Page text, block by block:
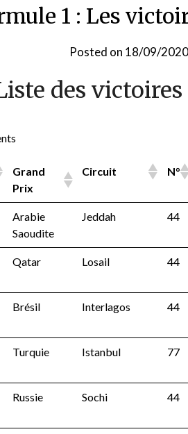
1 : Les
Posted on 18/09/2020
des victoires
Grand
Prix
Circuit N°
Arabie
Saoudite
Jeddah 44
Qatar Losail 44
Brésil Interlagos 44
Turquie Istanbul 77
Russie Sochi 44